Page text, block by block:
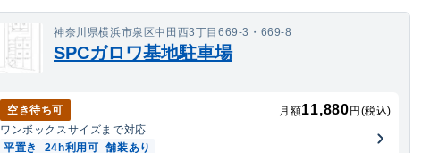
神奈川県横浜市泉区中田西3丁目669-3・669-8
SPCガロワ基地駐車場
空き待ち可 月額11,880 円(税込)
ワンボックスサイズまで対応
平置き
24h利用可 舗装あり